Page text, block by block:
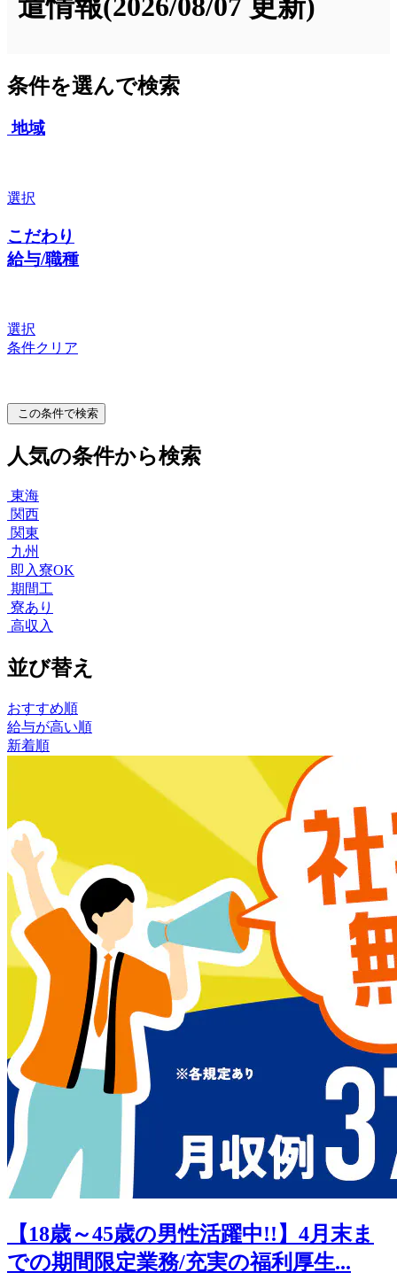
条件を選んで検索
地域
選択
こだわり
給与/職種
選択
条件クリア
この条件で検索
人気の条件から検索
東海
関西
関東
九州
即入寮OK
期間工
寮あり
高収入
並び替え
おすすめ順
給与が高い順
新着順
【18歳～45歳の男性活躍中!!】4月末ま
での期間限定業務/充実の福利厚生...